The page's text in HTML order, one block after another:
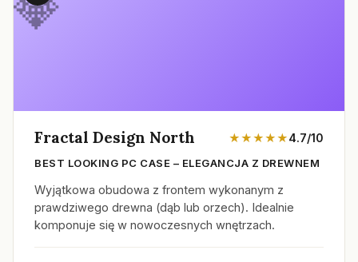
Fractal Design North ★★★★★4.7/10
BEST LOOKING PC CASE – ELEGANCJA Z DREWNEM
Wyjątkowa obudowa z frontem wykonanym z
prawdziwego drewna (dąb lub orzech). Idealnie
komponuje się w nowoczesnych wnętrzach.